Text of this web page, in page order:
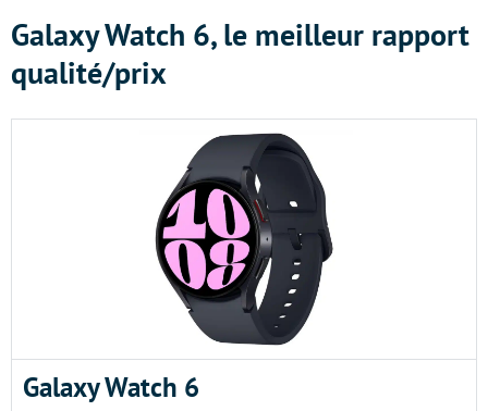
Galaxy Watch 6, le meilleur rapport
qualité/prix
Galaxy Watch 6